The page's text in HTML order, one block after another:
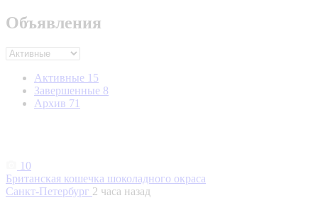
Объявления
Активные 15
Завершенные 8
Архив 71
10
Британская кошечка шоколадного окраса
Санкт-Петербург 2 часа назад